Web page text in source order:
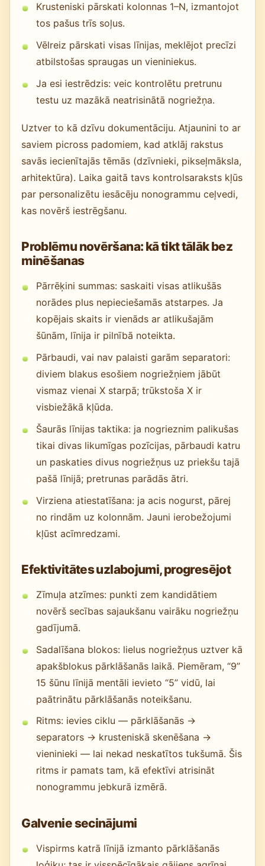
Krusteniski pārskati kolonnas 1–N, izmantojot
tos pašus trīs soļus.
Vēlreiz pārskati visas līnijas, meklējot precīzi
atbilstošas spraugas un vieniniekus.
Ja esi iestrēdzis: veic kontrolētu pretrunu
testu uz mazākā neatrisinātā nogriežņa.
Uztver to kā dzīvu dokumentāciju. Atjaunini to ar
saviem picross padomiem, kad atklāj rakstus
savās iecienītajās tēmās (dzīvnieki, pikseļmāksla,
arhitektūra). Laika gaitā tavs kontrolsaraksts kļūs
par personalizētu iesācēju nonogrammu ceļvedi,
kas novērš iestrēgšanu.
Problēmu novēršana: kā tikt tālāk bez
minēšanas
Pārrēķini summas: saskaiti visas atlikušās
norādes plus nepieciešamās atstarpes. Ja
kopējais skaits ir vienāds ar atlikušajām
šūnām, līnija ir pilnībā noteikta.
Pārbaudi, vai nav palaisti garām separatori:
diviem blakus esošiem nogriežņiem jābūt
vismaz vienai X starpā; trūkstoša X ir
visbiežākā kļūda.
Šaurās līnijas taktika: ja nogrieznim palikušas
tikai divas likumīgas pozīcijas, pārbaudi katru
un paskaties divus nogriežņus uz priekšu tajā
pašā līnijā; pretrunas parādās ātri.
Virziena atiestatīšana: ja acis nogurst, pārej
no rindām uz kolonnām. Jauni ierobežojumi
kļūst acīmredzami.
Efektivitātes uzlabojumi, progresējot
Zīmuļa atzīmes: punkti zem kandidātiem
novērš secības sajaukšanu vairāku nogriežņu
gadījumā.
Sadalīšana blokos: lielus nogriežņus uztver kā
apakšblokus pārklāšanās laikā. Piemēram, “9”
15 šūnu līnijā mentāli ievieto “5” vidū, lai
paātrinātu pārklāšanās noteikšanu.
Ritms: ievies ciklu — pārklāšanās →
separators → krusteniskā skenēšana →
vieninieki — lai nekad neskatītos tukšumā. Šis
ritms ir pamats tam, kā efektīvi atrisināt
nonogrammu jebkurā izmērā.
Galvenie secinājumi
Vispirms katrā līnijā izmanto pārklāšanās